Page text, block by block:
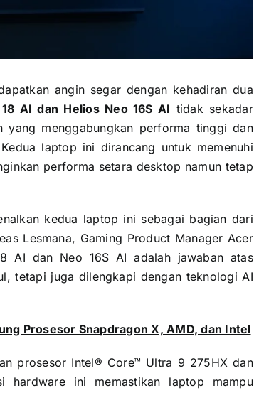
angin segar dengan kehadiran dua
AI dan Helios Neo 16S AI tidak sekadar
yang menggabungkan performa tinggi dan
laptop ini dirancang untuk memenuhi
performa setara desktop namun tetap
kedua laptop ini sebagai bagian dari
Lesmana, Gaming Product Manager Acer
AI dan Neo 16S AI adalah jawaban atas
tetapi juga dilengkapi dengan teknologi AI
Prosesor Snapdragon X, AMD, dan Intel
prosesor Intel® Core™ Ultra 9 275HX dan
hardware ini memastikan laptop mampu